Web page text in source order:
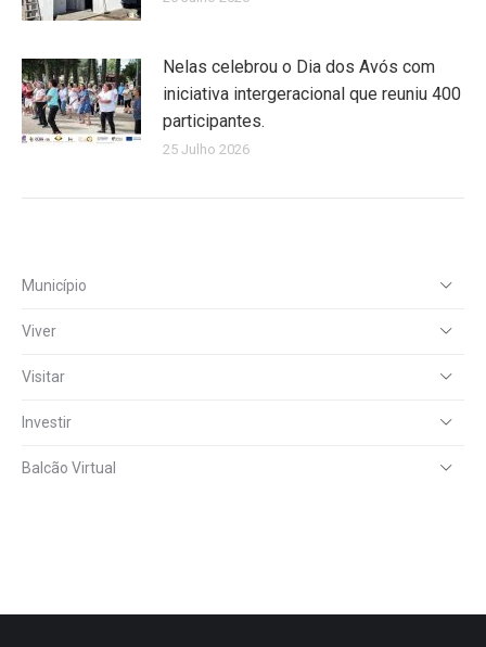
Nelas celebrou o Dia dos Avós com
iniciativa intergeracional que reuniu 400
participantes.
25 Julho 2026
Município
Viver
Visitar
Investir
Balcão Virtual